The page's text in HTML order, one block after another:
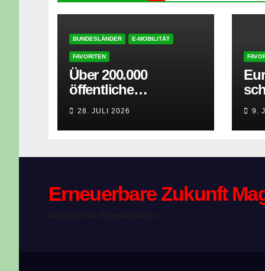
BUNDESLÄNDER E-MOBILITÄT
FAVORITEN
Über 200.000
öffentliche
Ladepunkte: Mit dem
E-Auto entspannt in
den Sommerurlaub
28. JULI 2026 9.
Erneuerbare Zukunft